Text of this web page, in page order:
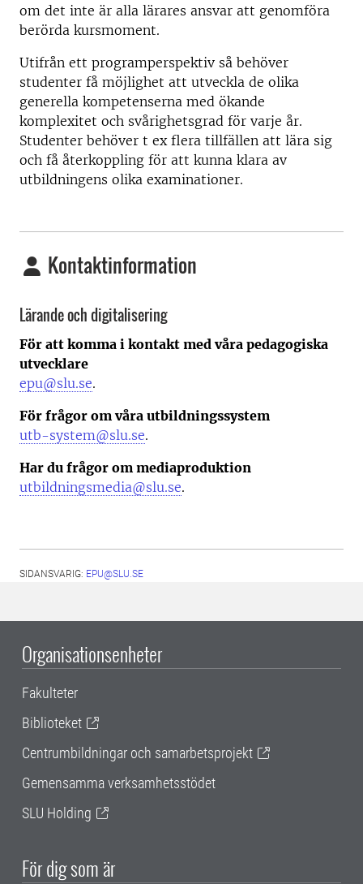
om det inte är alla lärares ansvar att genomföra
berörda kursmoment.
Utifrån ett programperspektiv så behöver
studenter få möjlighet att utveckla de olika
generella kompetenserna med ökande
komplexitet och svårighetsgrad för varje år.
Studenter behöver t ex flera tillfällen att lära sig
och få återkoppling för att kunna klara av
utbildningens olika examinationer.
Kontaktinformation
Lärande och digitalisering
För att komma i kontakt med våra pedagogiska
utvecklare
epu@slu.se.
För frågor om våra utbildningssystem
utb-system@slu.se.
Har du frågor om mediaproduktion
utbildningsmedia@slu.se.
SIDANSVARIG: EPU@SLU.SE
Organisationsenheter
Fakulteter
Biblioteket
Centrumbildningar och samarbetsprojekt
Gemensamma verksamhetsstödet
SLU Holding
För dig som är